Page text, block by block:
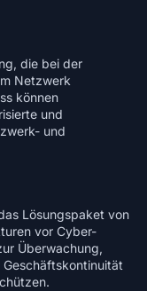
die bei der
Netzwerk
können
und
und
Lösungspaket von
vor Cyber-
Überwachung,